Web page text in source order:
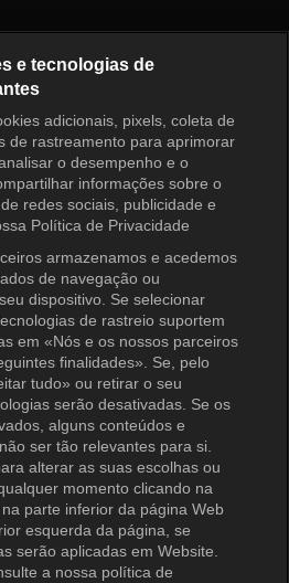
Entrar
e tecnologias de
adicionais, pixels, coleta de
de rastreamento para aprimorar
o desempenho e o
informações sobre o
redes sociais, publicidade e
Política de Privacidade
armazenamos e acedemos
de navegação ou
dispositivo. Se selecionar
de rastreio suportem
em «Nós e os nossos parceiros
finalidades». Se, pelo
tudo» ou retirar o seu
serão desativadas. Se os
alguns conteúdos e
ser tão relevantes para si.
alterar as suas escolhas ou
momento clicando na
parte inferior da página Web
esquerda da página, se
serão aplicadas em Website.
a nossa política de